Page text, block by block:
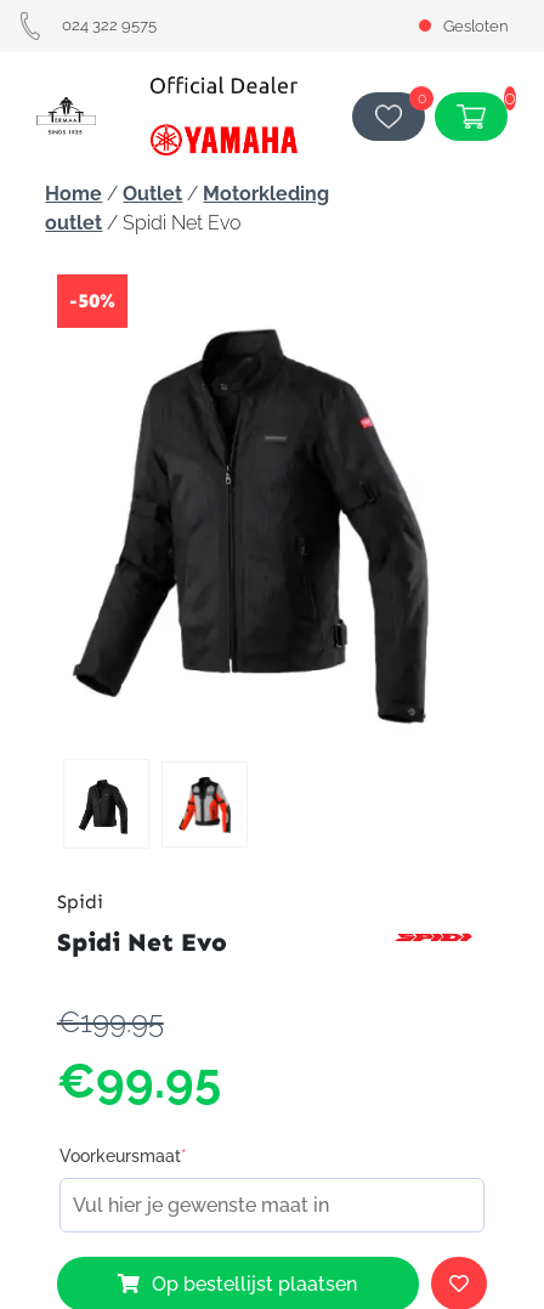
024 322 9575 Gesloten
0 0
Home /Outlet / Motorkleding
outlet / Spidi Net Evo
-50%
Spidi
Spidi Net Evo
€199.95
€99.95
Voorkeursmaat*
Spidi
Net
Op bestellijst plaatsen